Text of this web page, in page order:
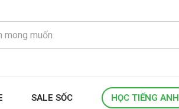
SALE SỐC HỌC TIẾNG ANH